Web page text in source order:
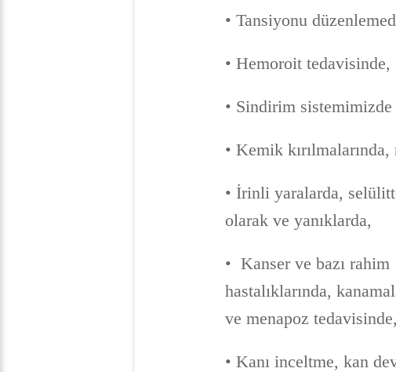
• Tansiyonu
• Hemoroit tedavisinde,
• Sindirim sistemimizde
• Kemik
• İrinli yaralarda,
olarak ve yanıklarda,
• Kanser ve bazı rahim
hastalıklarında,
ve menapoz tedavisinde,
• Kanı inceltme, kan